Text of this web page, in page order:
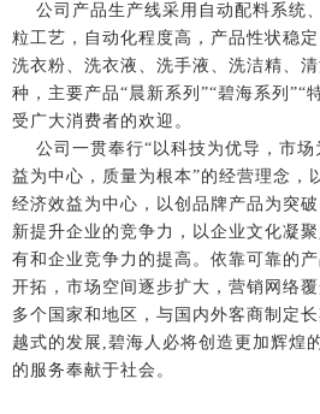
公司产品生产线采用自动配料系统
粒工艺，自动化程度高，产品性状稳
洗衣粉、洗衣液、洗手液、洗洁精、
种，主要产品“晨新系列”“碧海系列”“
受广大消费者的欢迎。
公司一贯奉行“以科技为优导，市场
益为中心，质量为根本”的经营理念，
经济效益为中心，以创品牌产品为突
新提升企业的竞争力，以企业文化凝
有和企业竞争力的提高。依靠可靠的
开拓，市场空间逐步扩大，营销网络
多个国家和地区，与国内外客商制定
越式的发展,碧海人必将创造更加辉煌
的服务奉献于社会。